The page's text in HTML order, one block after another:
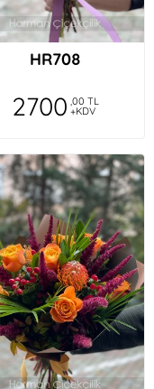
HR708
2700 ,00 TL
+KDV